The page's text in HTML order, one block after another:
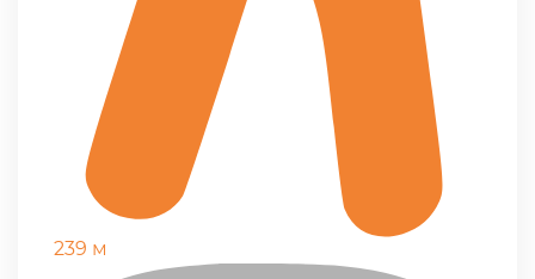
239 м